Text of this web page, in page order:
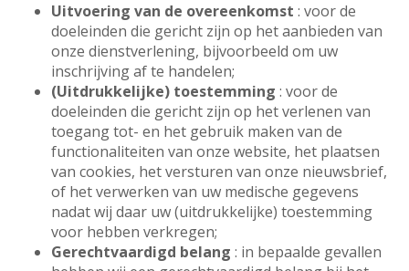
Uitvoering van de overeenkomst : voor de
doeleinden die gericht zijn op het aanbieden van
onze dienstverlening, bijvoorbeeld om uw
inschrijving af te handelen;
(Uitdrukkelijke) toestemming : voor de
doeleinden die gericht zijn op het verlenen van
toegang tot- en het gebruik maken van de
functionaliteiten van onze website, het plaatsen
van cookies, het versturen van onze nieuwsbrief,
of het verwerken van uw medische gegevens
nadat wij daar uw (uitdrukkelijke) toestemming
voor hebben verkregen;
Gerechtvaardigd belang : in bepaalde gevallen